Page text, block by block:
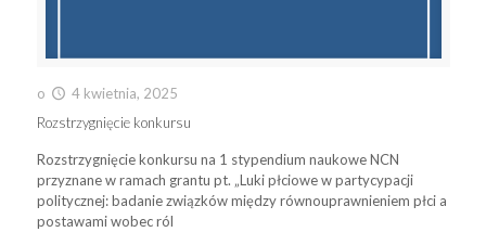
o
4 kwietnia, 2025
Rozstrzygnięcie konkursu
Rozstrzygnięcie konkursu na 1 stypendium naukowe NCN
przyznane w ramach grantu pt. „Luki płciowe w partycypacji
politycznej: badanie związków między równouprawnieniem płci a
postawami wobec ról